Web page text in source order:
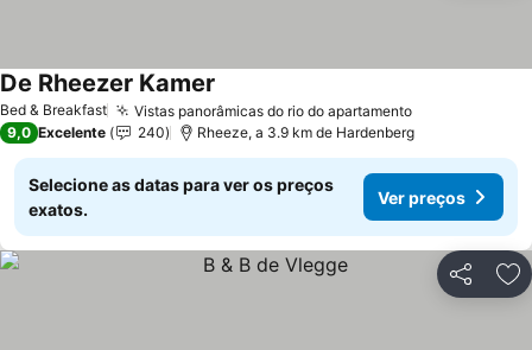
Bed & Breakfast Vistas panorâmicas do rio do apartamento
De Rheezer Kamer
9,0 Excelente 240 Rheeze, a 3.9 km de Hardenberg
Selecione as datas para ver os preços
exatos.
Ver preços
Partilhar